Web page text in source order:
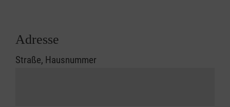
Adresse
Straße, Hausnummer